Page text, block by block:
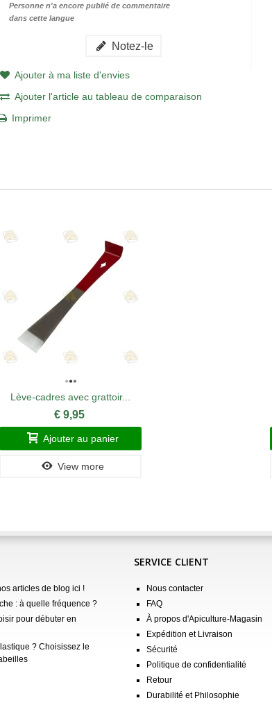
Personne n'a encore publié de commentaire
dans cette langue
Notez-le
Ajouter à ma liste d'envies
Ajouter l'article au tableau de comparaison
Imprimer
Lève-cadres avec grattoir...
€ 9,95
Ajouter au panier
View more
articles de blog ici !
: à quelle fréquence ?
pour débuter en
? Choisissez le
SERVICE CLIENT
Nous contacter
FAQ
À propos d'Apiculture-Magasin
Expédition et Livraison
Sécurité
Politique de confidentialité
Retour
Durabilité et Philosophie